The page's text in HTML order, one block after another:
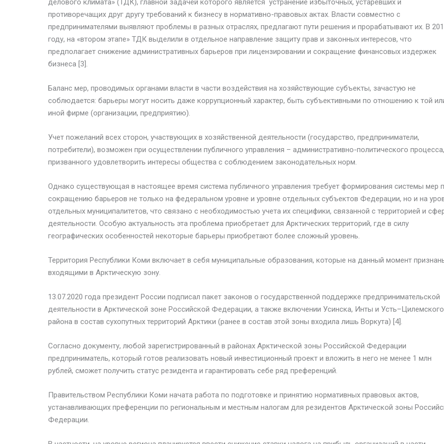
делового климата» (ТДК), главной задачей которого является устранение избыточных, устаревших и
противоречащих друг другу требований к бизнесу в нормативно-правовых актах. Власти совместно с
предпринимателями выявляют проблемы в разных отраслях, предлагают пути решения и прорабатывают их. В
году, на «втором этапе» ТДК выделили в отдельное направление защиту прав и законных интересов, что
предполагает снижение административных барьеров при лицензировании и сокращение финансовых издержек
бизнеса [3].
Баланс мер, проводимых органами власти в части воздействия на хозяйствующие субъекты, зачастую не
соблюдается: барьеры могут носить даже коррупционный характер, быть субъективными по отношению к той
иной фирме (организации, предприятию).
Учет пожеланий всех сторон, участвующих в хозяйственной деятельности (государство, предприниматели,
потребители), возможен при осуществлении публичного управления – административно-политического процесса,
призванного удовлетворить интересы общества с соблюдением законодательных норм.
Однако существующая в настоящее время система публичного управления требует формирования системы мер
сокращению барьеров не только на федеральном уровне и уровне отдельных субъектов Федерации, но и на
отдельных муниципалитетов, что связано с необходимостью учета их специфики, связанной с территорией и
деятельности. Особую актуальность эта проблема приобретает для Арктических территорий, где в силу
географических особенностей некоторые барьеры приобретают более сложный уровень.
Территория Республики Коми включает в себя муниципальные образования, которые на данный момент
входящими в Арктическую зону.
13.07.2020 года президент России подписал пакет законов о государственной поддержке предпринимательской
деятельности в Арктической зоне Российской Федерации, а также включении Усинска, Инты и Усть–Цилемского
района в состав сухопутных территорий Арктики (ранее в состав этой зоны входила лишь Воркута) [4].
Согласно документу, любой зарегистрированный в районах Арктической зоны Российской Федерации
предприниматель, который готов реализовать новый инвестиционный проект и вложить в него не менее 1 млн
рублей, сможет получить статус резидента и гарантировать себе ряд преференций.
Правительством Республики Коми начата работа по подготовке и принятию нормативных правовых актов,
устанавливающих преференции по региональным и местным налогам для резидентов Арктической зоны
Федерации.